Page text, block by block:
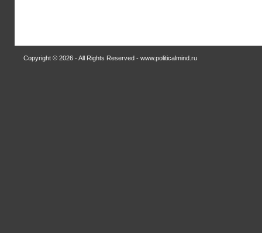
Copyright © 2026 - All Rights Reserved - www.politicalmind.ru